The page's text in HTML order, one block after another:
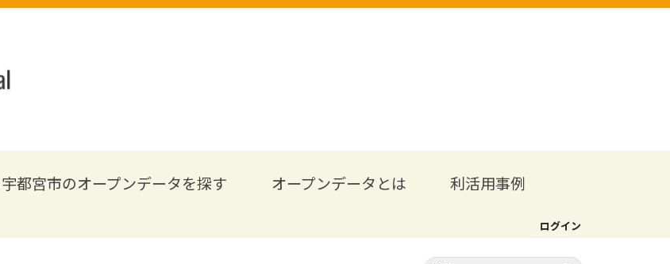
宇都宮市のオープンデータを探す オープンデータとは 利活用事例
ログイン